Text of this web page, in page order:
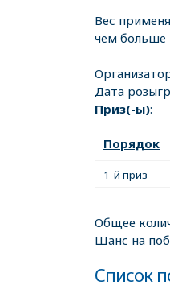
Вес
чем больше
Дата
Приз(-ы):
Порядок
1-й приз
Общее
Шанс на
Список